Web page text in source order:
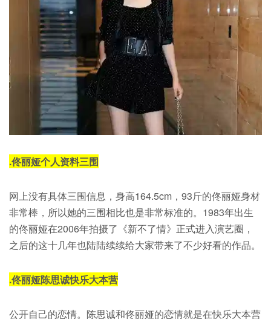
.佟丽娅个人资料三围
网上没有具体三围信息，身高164.5cm，93斤的佟丽娅身材
非常棒，所以她的三围相比也是非常标准的。1983年出生
的佟丽娅在2006年拍摄了《新不了情》正式进入演艺圈，
之后的这十几年也陆陆续续给大家带来了不少好看的作品。
.佟丽娅陈思诚快乐大本营
公开自己的恋情。陈思诚和佟丽娅的恋情就是在快乐大本营